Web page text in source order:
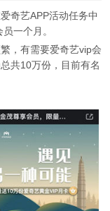
奇艺APP活动任务中
一个月。
，有需要爱奇艺vip会
共10万份，目前有名